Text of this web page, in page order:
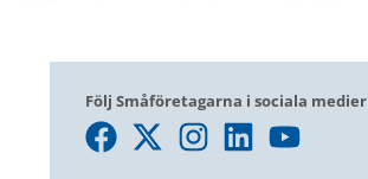
Följ Småföretagarna i sociala medier